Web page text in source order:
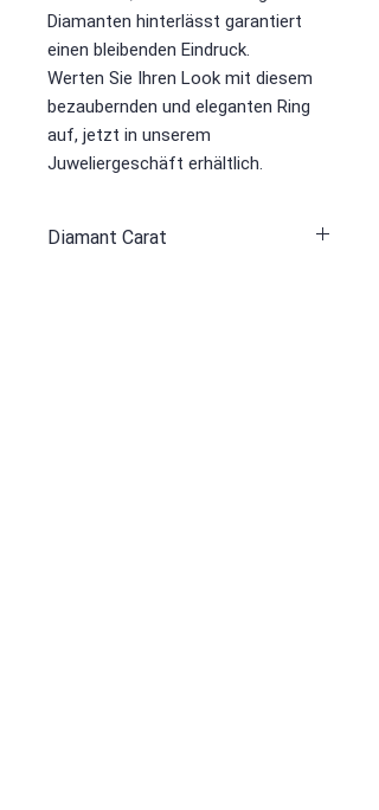
Diamanten hinterlässt garantiert
einen bleibenden Eindruck.
Werten Sie Ihren Look mit diesem
bezaubernden und eleganten Ring
auf, jetzt in unserem
Juweliergeschäft erhältlich.
Diamant Carat